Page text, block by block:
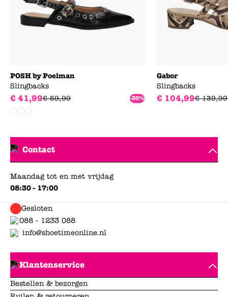
POSH by Poelman
Slingbacks
€ 41,99€ 59,99 -30%
Gabor
Slingbacks
€ 104,99€ 139,99
Contact
Maandag tot en met vrijdag
08:30 - 17:00
Gesloten
088 - 1233 088
info@shoetimeonline.nl
Klantenservice
Bestellen & bezorgen